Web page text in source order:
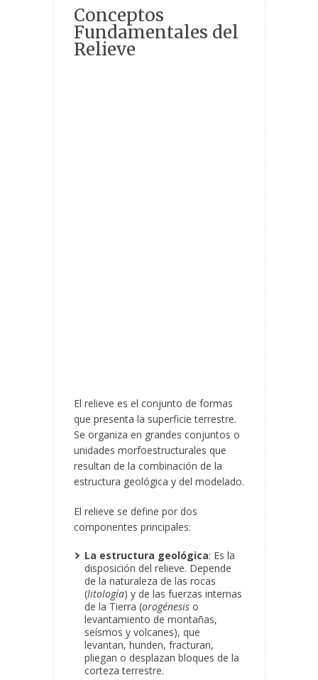
Conceptos
Fundamentales del
Relieve
El relieve es el conjunto de formas
que presenta la superficie terrestre.
Se organiza en grandes conjuntos o
unidades morfoestructurales que
resultan de la combinación de la
estructura geológica y del modelado.
El relieve se define por dos
componentes principales:
La estructura geológica: Es la
disposición del relieve. Depende
de la naturaleza de las rocas
(litología) y de las fuerzas internas
de la Tierra (orogénesis o
levantamiento de montañas,
seísmos y volcanes), que
levantan, hunden, fracturan,
pliegan o desplazan bloques de la
corteza terrestre.